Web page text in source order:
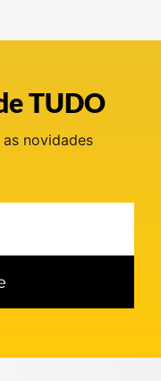
TUDO
novidades